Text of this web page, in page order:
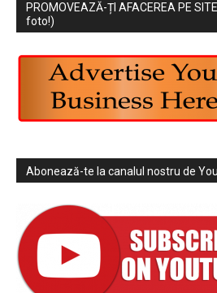
PROMOVEAZĂ-ȚI AFACEREA PE
foto!)
Abonează-te la canalul nostru de